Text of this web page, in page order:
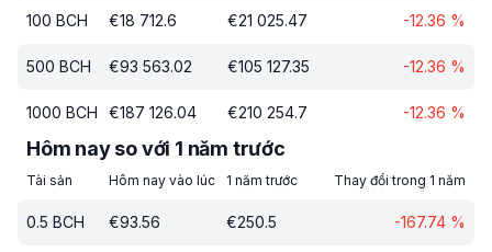
100 BCH €18 712.6 €21 025.47 -12.36 %
500 BCH €93 563.02 €105 127.35 -12.36 %
1000 BCH €187 126.04 €210 254.7 -12.36 %
Hôm nay so với 1 năm trước
Tài sản Hôm nay vào lúc 1 năm trước Thay đổi trong 1 năm
0.5 BCH €93.56 €250.5 -167.74 %